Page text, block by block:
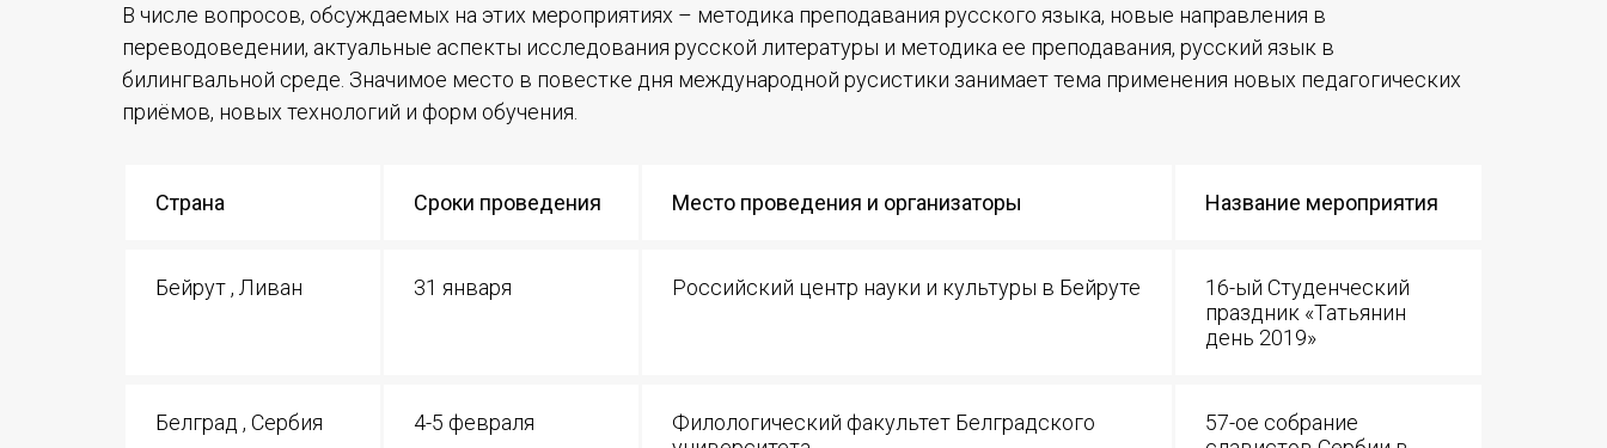
История МАПРЯЛ
Медаль А. С. Пушкина
Оплата членских взносов МАПРЯЛ
Конференция по переводу в Малаге
«Дар речи: развитие языковой способности при
Форум в Гаване «Русская литература в Латинской
Мобильное приложение TORFL GO
В числе вопросов, обсуждаемых на этих мероприятиях – методика преподавания русского языка, новые направления в
переводоведении, актуальные аспекты исследования русской литературы и методика ее преподавания, русский язык в
билингвальной среде. Значимое место в повестке дня международной русистики занимает тема применения новых педагогических
приёмов, новых технологий и форм обучения.
Страна Сроки проведения Место проведения и организаторы Название мероприятия
Бейрут , Ливан 31 января Российский центр науки и культуры в Бейруте
16-ый Студенческий
праздник «Татьянин
день 2019»
Белград , Сербия 4-5 февраля
Филологический факультет Белградского
57-ое собрание